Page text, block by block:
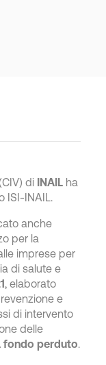
di INAIL ha
INAIL.
anche
per la
imprese per
di salute e
, elaborato
e
di intervento
delle
fondo perduto